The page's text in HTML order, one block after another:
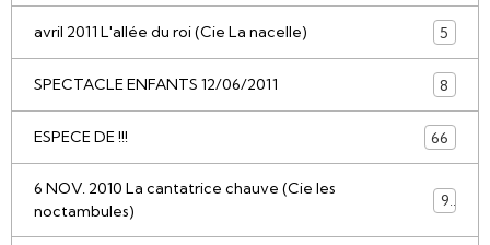
avril 2011 L'allée du roi (Cie La nacelle) 5
SPECTACLE ENFANTS 12/06/2011 8
ESPECE DE !!! 66
6 NOV. 2010 La cantatrice chauve (Cie les
noctambules)
9